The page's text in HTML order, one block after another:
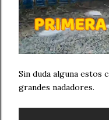
Sin duda alguna
grandes nadadores.